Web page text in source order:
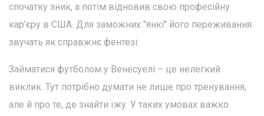
спочатку зник, а потім відновив свою професійну
кар'єру в США. Для заможних "янкі" його переживання
звучать як справжнє фентезі:
Займатися футболом у Венесуелі – це нелегкий
виклик. Тут потрібно думати не лише про тренування,
але й про те, де знайти їжу. У таких умовах важко